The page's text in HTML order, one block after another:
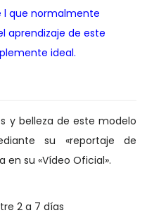
l que normalmente
aprendizaje de este
ideal.
y belleza de este modelo
su «reportaje de
en su «Vídeo Oficial».
2 a 7 días